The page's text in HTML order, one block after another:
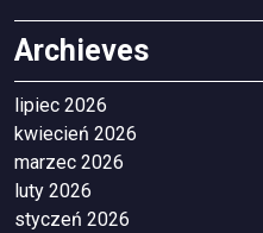
Archieves
lipiec 2026
kwiecień 2026
marzec 2026
luty 2026
styczeń 2026